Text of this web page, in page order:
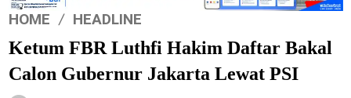
HOME HEADLINE
Ketum FBR Luthfi Hakim Daftar Bakal
Calon Gubernur Jakarta Lewat PSI